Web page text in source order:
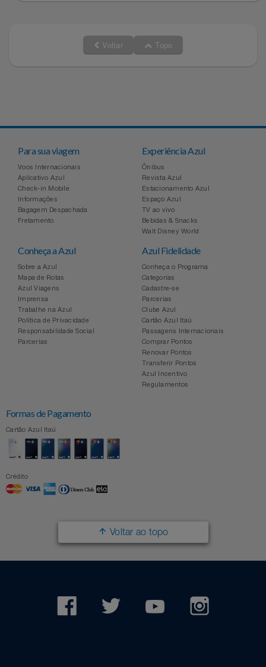
Weconnect
Voltar Topo
Para sua viagem
Voos Internacionais
Aplicativo Azul
Check-in Mobile
Informações
Bagagem Despachada
Fretamento
Experiência Azul
Ônibus
Revista Azul
Estacionamento Azul
Espaço Azul
TV ao vivo
Bebidas & Snacks
Walt Disney World
Conheça a Azul
Sobre a Azul
Mapa de Rotas
Azul Viagens
Imprensa
Trabalhe na Azul
Política de Privacidade
Responsabilidade Social
Parcerias
Azul Fidelidade
Conheça o Programa
Categorias
Cadastre-se
Parcerias
Clube Azul
Cartão Azul Itaú
Passagens Internacionais
Comprar Pontos
Renovar Pontos
Transferir Pontos
Azul Incentivo
Regulamentos
Formas de Pagamento
Cartão Azul Itaú
Crédito
Voltar ao topo